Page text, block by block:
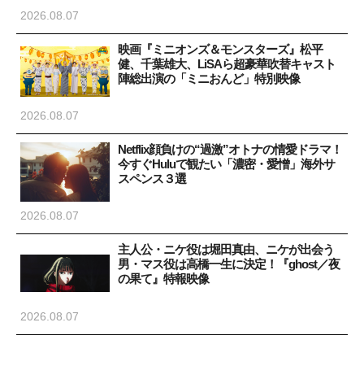
2026.08.07
映画『ミニオンズ＆モンスターズ』松平
健、千葉雄大、LiSAら超豪華吹替キャスト
陣総出演の「ミニおんど」特別映像
2026.08.07
Netflix顔負けの“過激”オトナの情愛ドラマ！
今すぐHuluで観たい「濃密・愛憎」海外サ
スペンス３選
2026.08.07
主人公・ニケ役は堀田真由、ニケが出会う
男・マス役は高橋一生に決定！『ghost／夜
の果て』特報映像
2026.08.07